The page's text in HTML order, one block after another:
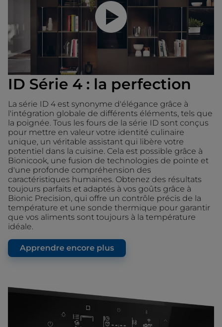
Lancer la vidéo
ID Série 4 : la perfection
La série ID 4 est synonyme d'élégance grâce à
l'intégration globale de différents éléments, tels que
la poignée. Tous les fours de la série ID sont conçus
pour mettre en valeur votre identité culinaire
unique, un véritable assistant qui libère votre
potentiel dans la cuisine. Cela est possible grâce à
Bionicook, une fusion de technologies de pointe et
d'une profonde compréhension des
caractéristiques humaines. Obtenez des résultats
toujours parfaits et adaptés à vos goûts grâce à
Bionic Precision, qui offre un contrôle précis de la
température et une sonde thermique pour garantir
que vos aliments sont toujours à la température
idéale.
Apprendre encore plus